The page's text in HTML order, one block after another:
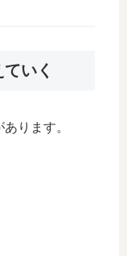
いく
ります。